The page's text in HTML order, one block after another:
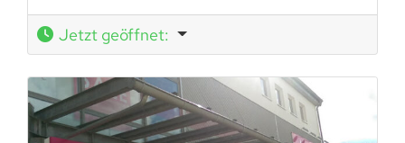
Jetzt geöffnet: